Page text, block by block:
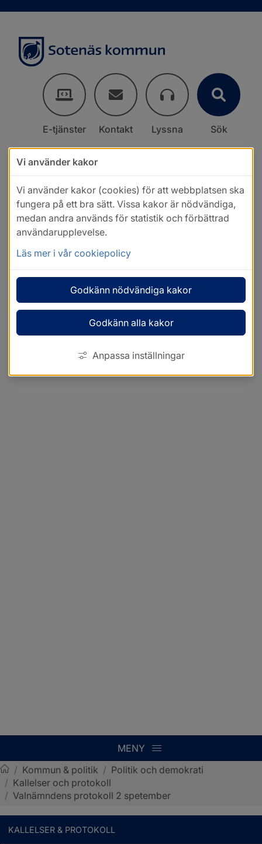
E-tjänster Kontakt Lyssna Sök
MENY
Sotenäs kommun
/ Kommun & politik / Politik och demokrati
/ Kallelser och protokoll
/ Valnämndens protokoll 2 spetember
KALLELSER & PROTOKOLL
Vi använder kakor
Vi använder kakor (cookies) för att webbplatsen ska
fungera på ett bra sätt. Vissa kakor är nödvändiga,
medan andra används för statistik och förbättrad
användarupplevelse.
Läs mer i vår cookiepolicy
Godkänn nödvändiga kakor
Godkänn alla kakor
Anpassa inställningar